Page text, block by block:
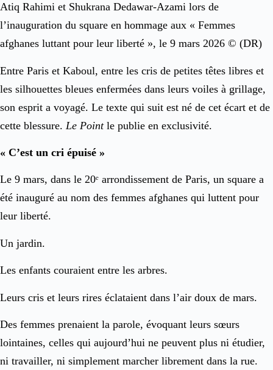
Atiq Rahimi et Shukrana Dedawar-Azami lors de
l’inauguration du square en hommage aux « Femmes
afghanes luttant pour leur liberté », le 9 mars 2026 © (DR)
Entre Paris et Kaboul, entre les cris de petites têtes libres et
les silhouettes bleues enfermées dans leurs voiles à grillage,
son esprit a voyagé. Le texte qui suit est né de cet écart et de
cette blessure. Le Pointle publie en exclusivité.
« C’est un cri épuisé »
Le 9 mars, dans le 20ᵉ arrondissement de Paris, un square a
été inauguré au nom des femmes afghanes qui luttent pour
leur liberté.
Un jardin.
Les enfants couraient entre les arbres.
Leurs cris et leurs rires éclataient dans l’air doux de mars.
Des femmes prenaient la parole, évoquant leurs sœurs
lointaines, celles qui aujourd’hui ne peuvent plus ni étudier,
ni travailler, ni simplement marcher librement dans la rue.